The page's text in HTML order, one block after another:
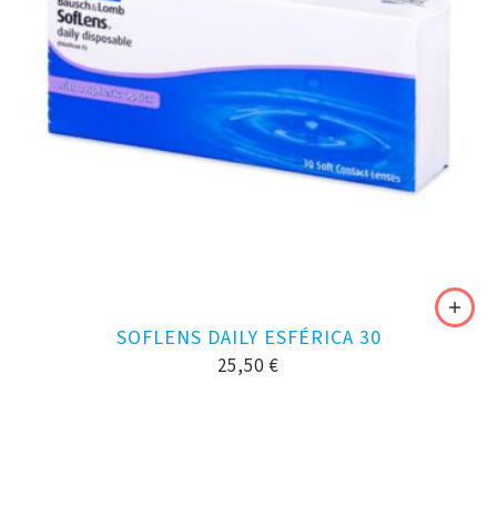
SOFLENS DAILY ESFÉRICA 30
25,50 €